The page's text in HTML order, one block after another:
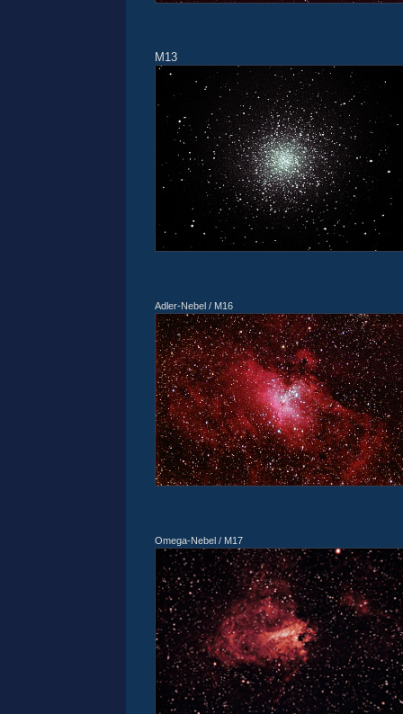
M13
Adler-Nebel / M16
Omega-Nebel / M17